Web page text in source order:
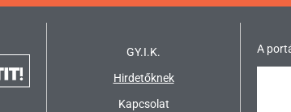
GY.I.K.
Hirdetőknek
Kapcsolat
A